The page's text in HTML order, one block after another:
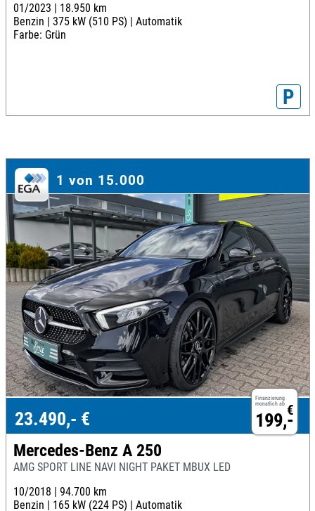
01/2023 | 18.950 km
Benzin | 375 kW (510 PS) | Automatik
Farbe: Grün
P
1 von 15.000
Finanzierung
monatlich ab €
199,-
23.490,- €
Mercedes-Benz A 250
AMG SPORT LINE NAVI NIGHT PAKET MBUX LED
10/2018 | 94.700 km
Benzin | 165 kW (224 PS) | Automatik